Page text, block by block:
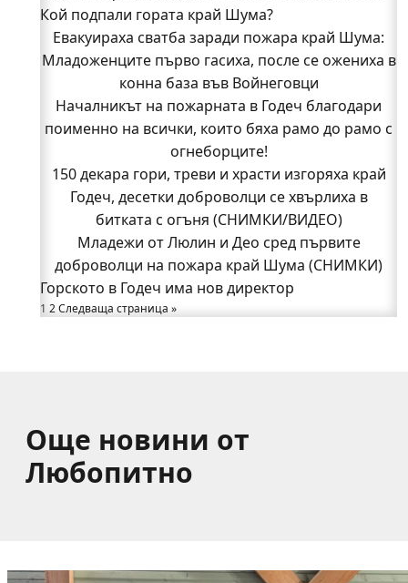
Видин
Кой подпали гората край Шума?
Младежи от Люлин и Део сред първите
доброволци на пожара край Шума (СНИМКИ)
Началникът на пожарната в Годеч благодари
поименно на всички, които бяха рамо до рамо с
огнеборците!
150 декара гори, треви и храсти изгоряха край
Годеч, десетки доброволци се хвърлиха в
битката с огъня (СНИМКИ/ВИДЕО)
Полицията влиза в селата
Възможни са прекъсвания на тока утре в части
от община Годеч
Какво накара Яна и Станимир да изберат Годеч
Кой подпали гората край Шума?
Евакуираха сватба заради пожара край Шума:
Младоженците първо гасиха, после се ожениха в
конна база във Войнеговци
Началникът на пожарната в Годеч благодари
поименно на всички, които бяха рамо до рамо с
огнеборците!
150 декара гори, треви и храсти изгоряха край
Годеч, десетки доброволци се хвърлиха в
битката с огъня (СНИМКИ/ВИДЕО)
Младежи от Люлин и Део сред първите
доброволци на пожара край Шума (СНИМКИ)
Горското в Годеч има нов директор
1 2Следваща страница »
Още новини от
Любопитно